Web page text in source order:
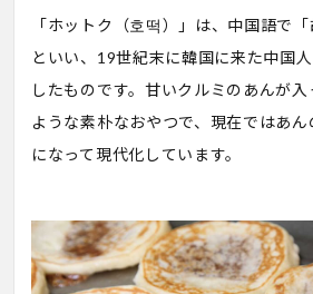
「ホットク（호떡）」は、中国語で「
といい、19世紀末に韓国に来た中国
したものです。甘いクルミのあんが
ような素朴なおやつで、現在ではあ
になって現代化しています。